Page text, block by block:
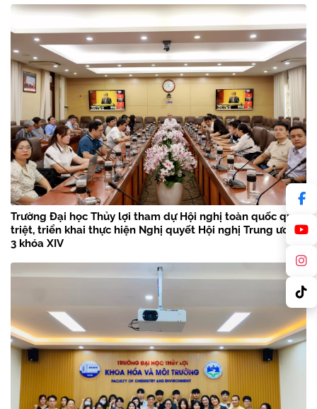
Trường Đại học Thủy lợi tham dự Hội nghị toàn quốc quán
triệt, triển khai thực hiện Nghị quyết Hội nghị Trung ương
3 khóa XIV